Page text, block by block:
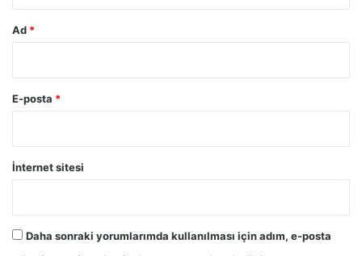
Ad *
E-posta *
İnternet sitesi
Daha sonraki yorumlarımda kullanılması için adım, e-posta